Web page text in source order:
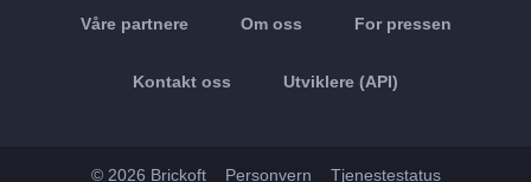
Våre partnere Om oss For pressen
Kontakt oss Utviklere (API)
© 2026 Brickoft Personvern Tjenestestatus